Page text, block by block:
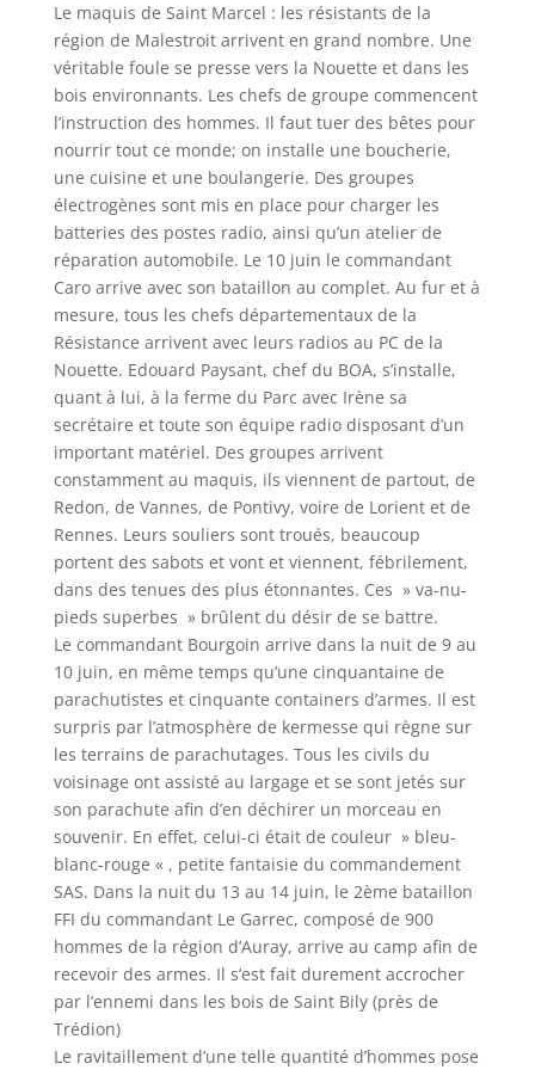
Le maquis de Saint Marcel : les résistants de la
région de Malestroit arrivent en grand nombre. Une
véritable foule se presse vers la Nouette et dans les
bois environnants. Les chefs de groupe commencent
l’instruction des hommes. Il faut tuer des bêtes pour
nourrir tout ce monde; on installe une boucherie,
une cuisine et une boulangerie. Des groupes
électrogènes sont mis en place pour charger les
batteries des postes radio, ainsi qu’un atelier de
réparation automobile. Le 10 juin le commandant
Caro arrive avec son bataillon au complet. Au fur et à
mesure, tous les chefs départementaux de la
Résistance arrivent avec leurs radios au PC de la
Nouette. Edouard Paysant, chef du BOA, s’installe,
quant à lui, à la ferme du Parc avec Irène sa
secrétaire et toute son équipe radio disposant d’un
important matériel. Des groupes arrivent
constamment au maquis, ils viennent de partout, de
Redon, de Vannes, de Pontivy, voire de Lorient et de
Rennes. Leurs souliers sont troués, beaucoup
portent des sabots et vont et viennent, fébrilement,
dans des tenues des plus étonnantes. Ces » va-nu-
pieds superbes » brûlent du désir de se battre.
Le commandant Bourgoin arrive dans la nuit de 9 au
10 juin, en même temps qu’une cinquantaine de
parachutistes et cinquante containers d’armes. Il est
surpris par l’atmosphère de kermesse qui règne sur
les terrains de parachutages. Tous les civils du
voisinage ont assisté au largage et se sont jetés sur
son parachute afin d’en déchirer un morceau en
souvenir. En effet, celui-ci était de couleur » bleu-
blanc-rouge « , petite fantaisie du commandement
SAS. Dans la nuit du 13 au 14 juin, le 2ème bataillon
FFI du commandant Le Garrec, composé de 900
hommes de la région d’Auray, arrive au camp afin de
recevoir des armes. Il s’est fait durement accrocher
par l’ennemi dans les bois de Saint Bily (près de
Trédion)
Le ravitaillement d’une telle quantité d’hommes pose